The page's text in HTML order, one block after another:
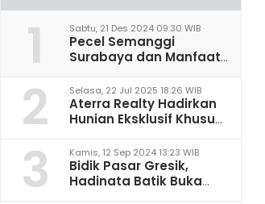
1 Sabtu, 21 Des 2024 09:30 WIB
Pecel Semanggi
Surabaya dan Manfaat
Saraf
2 Selasa, 22 Jul 2025 18:26 WIB
Aterra Realty Hadirkan
Hunian Eksklusif Khusus
Malang
3 Kamis, 12 Sep 2024 13:23 WIB
Bidik Pasar Gresik,
Hadinata Batik Buka